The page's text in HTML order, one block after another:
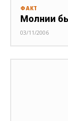
ФАКТ
Молнии
03/11/2006